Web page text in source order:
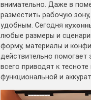
внимательно. Даже в
разместить рабочую
удобным. Сегодня
любые размеры и
форму, материалы и
действительно
всего приводят к
функциональной и